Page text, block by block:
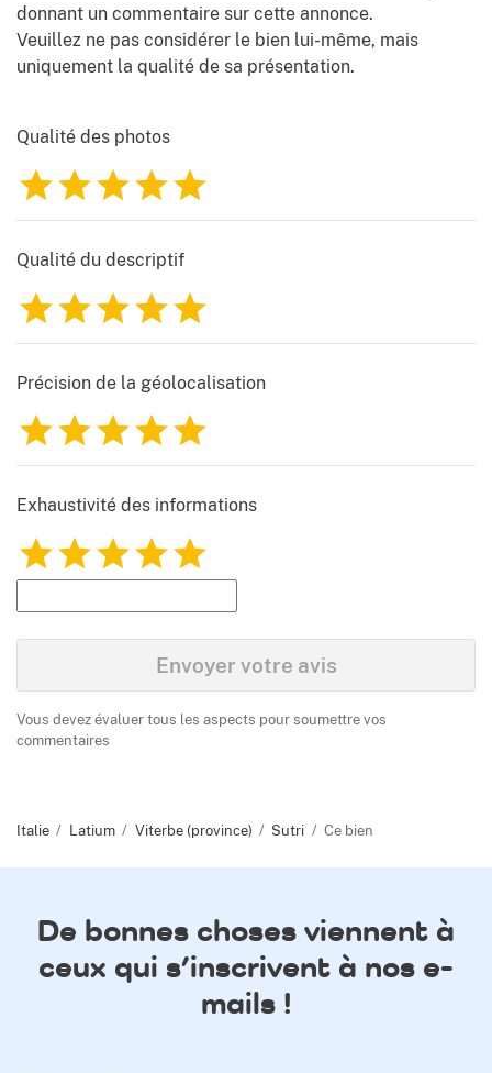
donnant un commentaire sur cette annonce.
Veuillez ne pas considérer le bien lui-même, mais
uniquement la qualité de sa présentation.
Qualité des photos
1 2 3 4 5
Qualité du descriptif
1 2 3 4 5
Précision de la géolocalisation
1 2 3 4 5
Exhaustivité des informations
1 2 3 4 5
Envoyer votre avis
Vous devez évaluer tous les aspects pour soumettre vos
commentaires
Italie Latium Viterbe (province) Sutri Ce bien
De bonnes choses viennent à
ceux qui s’inscrivent à nos e-
mails !